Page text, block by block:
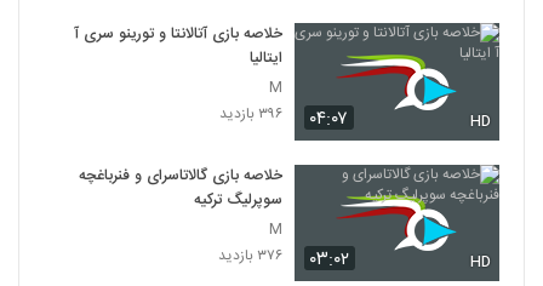
۰۴:۰۷ HD
خلاصه بازی آتالانتا و تورینو سری آ
ایتالیا
M
۳۹۶ بازدید
۰۳:۰۲ HD
خلاصه بازی گالاتاسرای و فنرباغچه
سوپرلیگ ترکیه
M
۳۷۶ بازدید